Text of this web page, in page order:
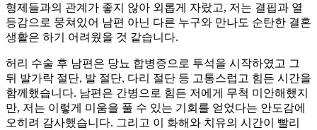
형제들과의 관계가 좋지 않아 외롭게 자랐고, 저는 결핍과 열
등감으로 뭉쳐있어 남편 아닌 다른 누구와 만나도 순탄한 결혼
생활은 하기 어려웠을 것 같습니다.
허리 수술 후 남편은 당뇨 합병증으로 투석을 시작하였고 그
뒤 발가락 절단, 발 절단, 다리 절단 등 고통스럽고 힘든 시간을
함께했습니다. 남편은 간병으로 힘든 저에게 무척 미안해했지
만, 저는 이렇게 미움을 풀 수 있는 기회를 얻었다는 안도감에
오히려 감사했습니다. 그리고 이 화해와 치유의 시간이 빨리